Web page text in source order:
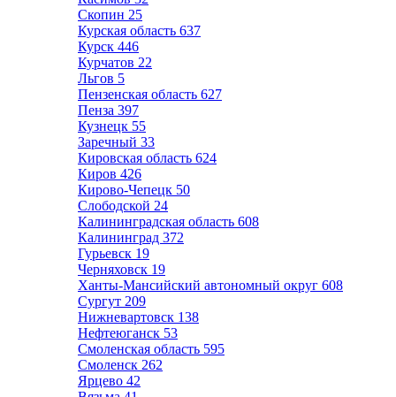
Скопин 25
Курская область 637
Курск 446
Курчатов 22
Льгов 5
Пензенская область 627
Пенза 397
Кузнецк 55
Заречный 33
Кировская область 624
Киров 426
Кирово-Чепецк 50
Слободской 24
Калининградская область 608
Калининград 372
Гурьевск 19
Черняховск 19
Ханты-Мансийский автономный округ 608
Сургут 209
Нижневартовск 138
Нефтеюганск 53
Смоленская область 595
Смоленск 262
Ярцево 42